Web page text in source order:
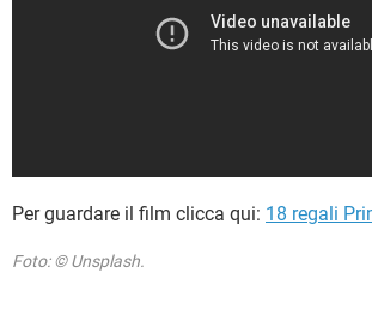
Per guardare il film clicca qui: 18 regali
Foto: © Unsplash.